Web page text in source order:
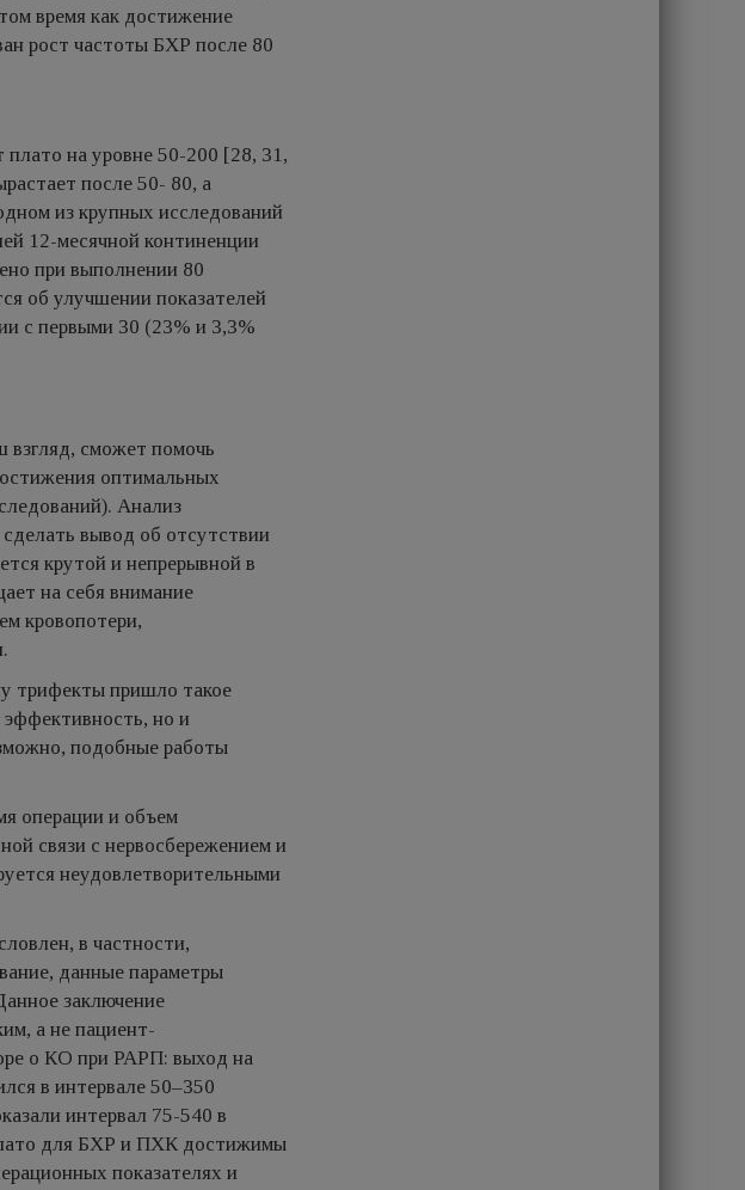
время как достижение
рост частоты БХР после 80
на уровне 50-200 [28, 31,
после 50- 80, а
из крупных исследований
12-месячной континенции
при выполнении 80
об улучшении показателей
с первыми 30 (23% и 3,3%
взгляд, сможет помочь
оптимальных
Анализ
вывод об отсутствии
крутой и непрерывной в
на себя внимание
кровопотери,
трифекты пришло такое
но и
подобные работы
операции и объем
связи с нервосбережением и
неудовлетворительными
в частности,
данные параметры
заключение
а не пациент-
о КО при РАРП: выход на
в интервале 50–350
интервал 75-540 в
для БХР и ПХК достижимы
показателях и